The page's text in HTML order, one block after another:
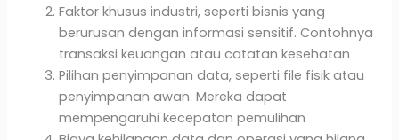
Faktor khusus industri, seperti bisnis yang
berurusan dengan informasi sensitif. Contohnya
transaksi keuangan atau catatan kesehatan
Pilihan penyimpanan data, seperti file fisik atau
penyimpanan awan. Mereka dapat
mempengaruhi kecepatan pemulihan